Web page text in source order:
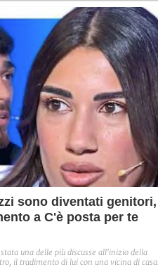
lui è un po' titubante".
sono diventati genitori,
a C'è posta per te
una delle più discusse all'inizio della
il tradimento di lui con una vicina di